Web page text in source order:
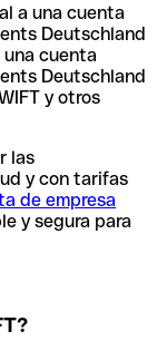
a una cuenta
Deutschland
cuenta
Deutschland
y otros
las
y con tarifas
de empresa
y segura para